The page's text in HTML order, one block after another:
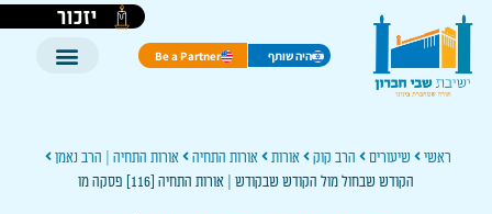
יזכור
היה שותף Be a Partner
ראשי שיעורים הרב קוק אורות אורות התחיה
אורות התחיה | הרב נאמן
הקודש שבחול מול הקודש שבקודש | אורות התחיה [116] פסקה מו